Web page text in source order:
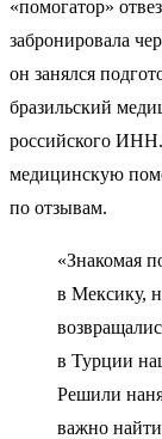
«помогатор»
забронировала
он занялся
бразильский
российского
медицинскую
по отзывам.
«Знакомая
в Мексику,
в Турции
Решили
важно найти